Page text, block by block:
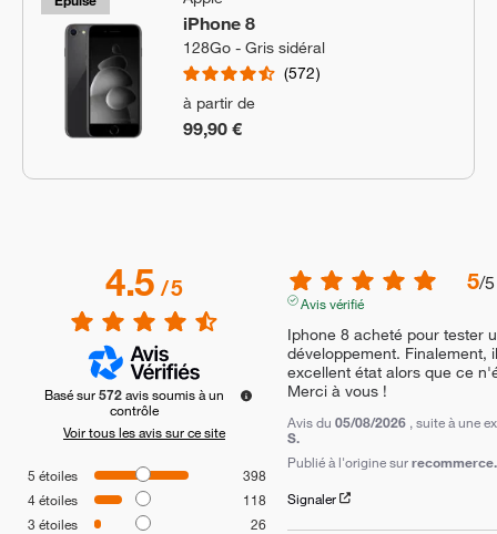
iPhone 8
128Go - Gris sidéral
572
à partir de
99,90 €
4.5/5
Basé sur572avis soumis à un
contrôle
Voir tous les avis sur ce site
5 étoiles
398
4étoiles
118
3 étoiles
26
5/5
Avis vérifié
Iphone 8 acheté pour tester
développement. Finalement,
excellent état alors que ce
Merci à vous !
Avis du 05/08/2026 , suite à une
S.
Publié à l'origine sur
Signaler